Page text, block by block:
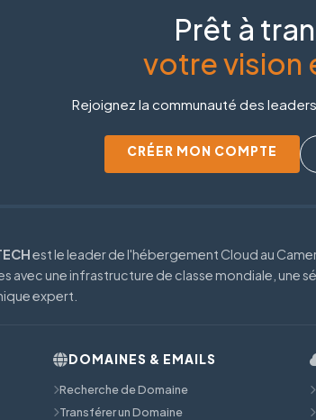
Prêt à
votre vision
Rejoignez la communauté des
CRÉER MON COMPTE
est le leader de l'hébergement Cloud au
avec une infrastructure de classe mondiale, une
expert.
DOMAINES & EMAILS
Recherche de Domaine
Transférer un Domaine